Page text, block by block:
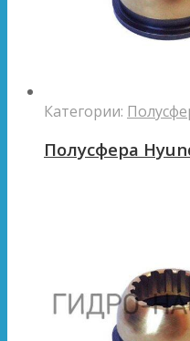
Категории:
Полусфера